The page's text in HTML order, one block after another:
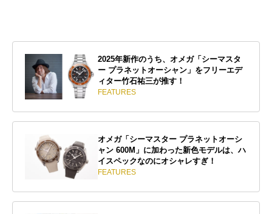
2025年新作のうち、オメガ「シーマスタ
ー プラネットオーシャン」をフリーエデ
ィター竹石祐三が推す！
FEATURES
オメガ「シーマスター プラネットオーシ
ャン 600M」に加わった新色モデルは、ハ
イスペックなのにオシャレすぎ！
FEATURES